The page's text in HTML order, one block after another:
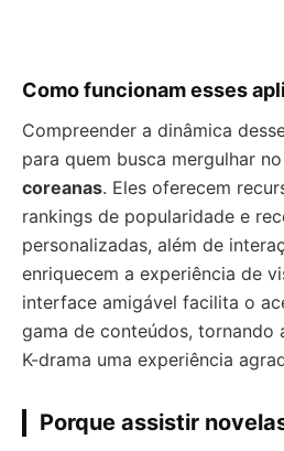
Como funcionam esses
Compreender a dinâmica
para quem busca mergulhar
coreanas. Eles oferecem
rankings de popularidade e
personalizadas, além de
enriquecem a experiência de
interface amigável facilita o
gama de conteúdos, tornando
K-drama uma experiência
Porque assistir